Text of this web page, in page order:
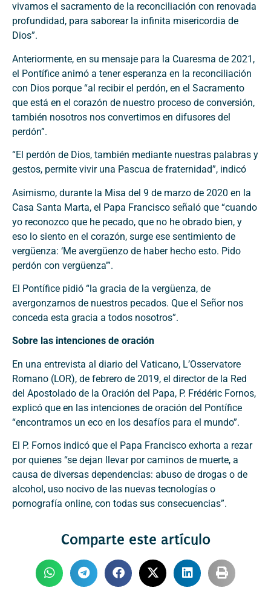
vivamos el sacramento de la reconciliación con renovada
profundidad, para saborear la infinita misericordia de
Dios”.
Anteriormente, en su mensaje para la Cuaresma de 2021,
el Pontífice animó a tener esperanza en la reconciliación
con Dios porque “al recibir el perdón, en el Sacramento
que está en el corazón de nuestro proceso de conversión,
también nosotros nos convertimos en difusores del
perdón”.
“El perdón de Dios, también mediante nuestras palabras y
gestos, permite vivir una Pascua de fraternidad”, indicó
Asimismo, durante la Misa del 9 de marzo de 2020 en la
Casa Santa Marta, el Papa Francisco señaló que “cuando
yo reconozco que he pecado, que no he obrado bien, y
eso lo siento en el corazón, surge ese sentimiento de
vergüenza: ‘Me avergüenzo de haber hecho esto. Pido
perdón con vergüenza’”.
El Pontífice pidió “la gracia de la vergüenza, de
avergonzarnos de nuestros pecados. Que el Señor nos
conceda esta gracia a todos nosotros”.
Sobre las intenciones de oración
En una entrevista al diario del Vaticano, L’Osservatore
Romano (LOR), de febrero de 2019, el director de la Red
del Apostolado de la Oración del Papa, P. Frédéric Fornos,
explicó que en las intenciones de oración del Pontífice
“encontramos un eco en los desafíos para el mundo”.
El P. Fornos indicó que el Papa Francisco exhorta a rezar
por quienes “se dejan llevar por caminos de muerte, a
causa de diversas dependencias: abuso de drogas o de
alcohol, uso nocivo de las nuevas tecnologías o
pornografía online, con todas sus consecuencias”.
Comparte este artículo